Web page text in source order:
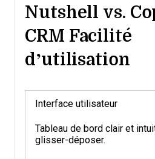
Nutshell vs.
CRM Facilité
d’utilisation
Interface utilisateur
Tableau de bord clair et
glisser-déposer.